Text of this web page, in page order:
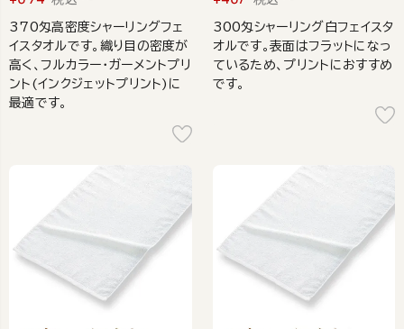
370匁高密度シャーリングフェ
イスタオルです。織り目の密度が
高く、フルカラー・ガーメントプリ
ント(インクジェットプリント)に
最適です。
300匁シャーリング白フェイスタ
オルです。表面はフラットになっ
ているため、プリントにおすすめ
です。